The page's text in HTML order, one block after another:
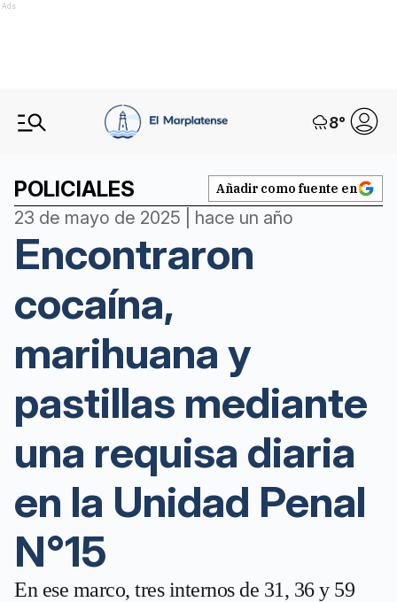
Ads
8°
POLICIALES Añadir como fuente en
23 de mayo de 2025 | hace un año
Encontraron
cocaína,
marihuana y
pastillas mediante
una requisa diaria
en la Unidad Penal
N°15
En ese marco, tres internos de 31, 36 y 59